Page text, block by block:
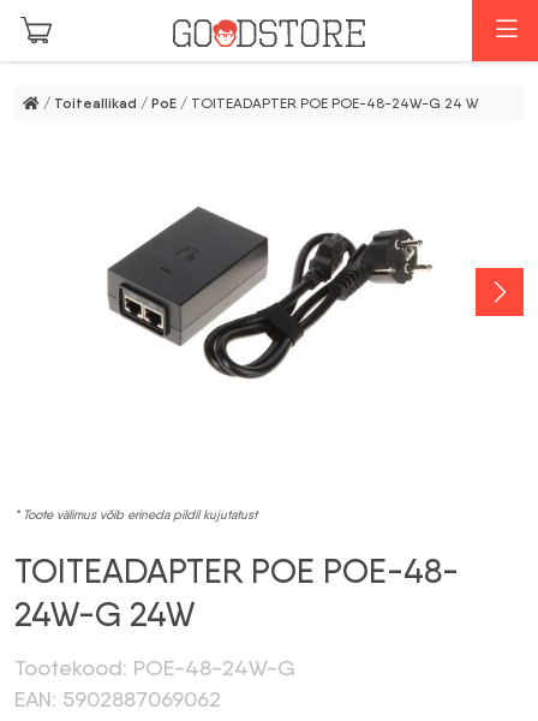
Skip to main content
/ Toiteallikad / PoE / TOITEADAPTER POE POE-48-24W-G 24 W
* Toote välimus võib erineda pildil kujutatust
TOITEADAPTER POE POE-48-
24W-G 24W
Tootekood: POE-48-24W-G
EAN: 5902887069062